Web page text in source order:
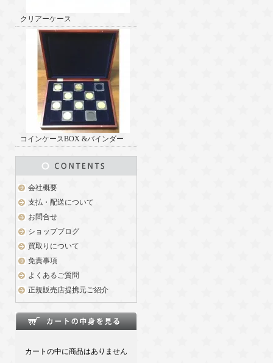
クリアーケース
コインケースBOX &バインダー
会社概要
支払・配送について
お問合せ
ショップブログ
買取りについて
免責事項
よくあるご質問
正規販売店提携元ご紹介
カートの中に商品はありません